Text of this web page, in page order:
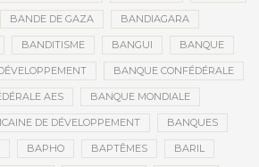
BANDE DE GAZA BANDIAGARA
BANDITISME BANGUI BANQUE
BANQUE CONFÉDÉRALE
AES BANQUE MONDIALE
DE DÉVELOPPEMENT BANQUES
BAPHO BAPTÊMES BARIL